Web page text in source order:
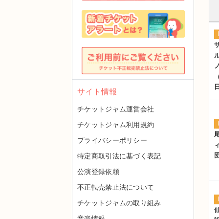
サイト情報
チケットジャム運営会社
チケットジャム利用規約
プライバシーポリシー
特定商取引法に基づく表記
公演登録依頼
不正転売禁止法について
チケットジャムの取り組み